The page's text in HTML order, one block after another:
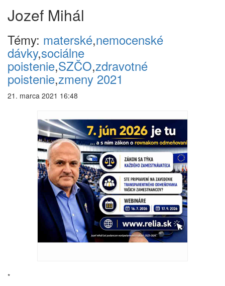
Jozef Mihál
Témy: materské,nemocenské
dávky,sociálne
poistenie,SZČO,zdravotné
poistenie,zmeny 2021
21. marca 2021 16:48
*